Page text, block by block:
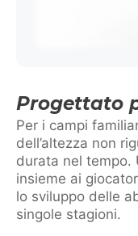
Progettato
Per i campi
dell’altezza non
durata nel tempo.
insieme ai
lo sviluppo delle
singole stagioni.